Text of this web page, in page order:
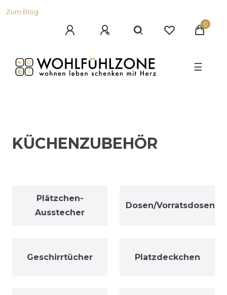
Zum Blog
0
☰
KÜCHENZUBEHÖR
Plätzchen-
Ausstecher
Dosen/Vorratsdosen
Geschirrtücher Platzdeckchen